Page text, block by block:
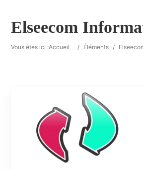
Elseecom
Vous êtes ici :Accueil / Éléments /